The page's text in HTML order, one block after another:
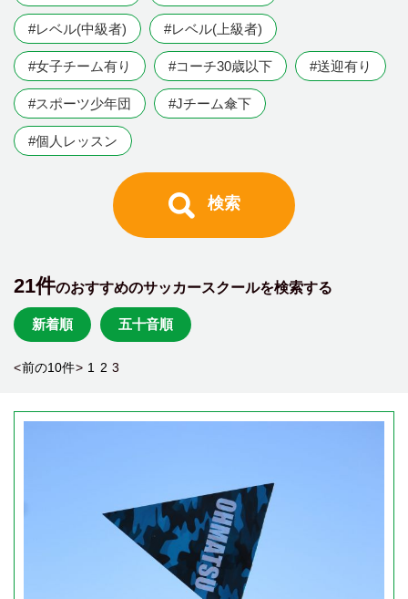
#レベル(中級者) #レベル(上級者)
#女子チーム有り #コーチ30歳以下 #送迎有り
#スポーツ少年団 #Jチーム傘下
#個人レッスン
検索
21件のおすすめのサッカースクールを検索する
新着順 五十音順
<前の10件> 1 2 3